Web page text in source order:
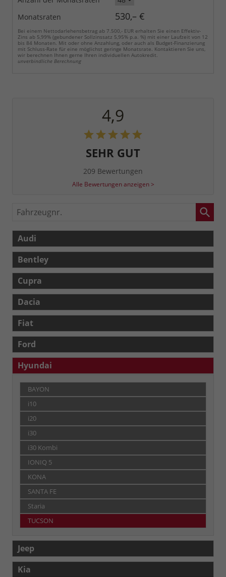
Monatsraten
530,– €
Bei einem Nettodarlehensbetrag ab 7.500,- EUR erhalten Sie einen Effektiv-
Zins ab 5,99% (gebundener Sollzinssatz 5,95% p.a. %) mit einer Laufzeit von 12
bis 84 Monaten. Mit oder ohne Anzahlung, oder auch als Budget-Finanzierung
mit Schluss-Rate für eine möglichst geringe Monatsrate. Kontaktieren Sie uns,
wir berechnen Ihnen gerne Ihren individuellen Autokredit.
unverbindliche Berechnung
4,9
SEHR GUT
209 Bewertungen
Alle Bewertungen anzeigen >
Fahrzeugnr.
Audi
Bentley
Cupra
Dacia
Fiat
Ford
Hyundai
BAYON
i10
i20
i30
i30 Kombi
IONIQ 5
KONA
SANTA FE
Staria
TUCSON
Jeep
Kia